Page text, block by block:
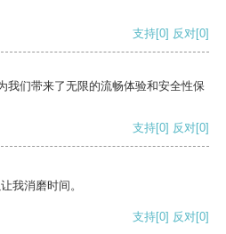
支持[0] 反对[0]
我们带来了无限的流畅体验和安全性保
支持[0] 反对[0]
我消磨时间。
支持[0] 反对[0]